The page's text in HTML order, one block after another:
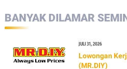
BANYAK DILAMAR
JULI 31, 2026
Lowongan
(MR.DIY)